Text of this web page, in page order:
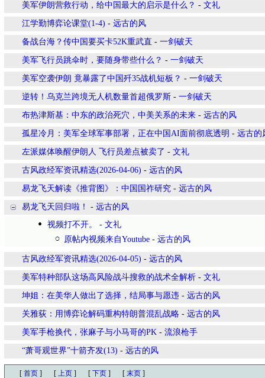
美军伊朗营救行动，给中国最大的启示是什么？ - 文礼
江学勤博弈论课堂(1-4) - 远古的风
备战台海？传中国要买卡52K重武直 - 一剑破天
美军飞行员跳伞时，要随身带些什么？ - 一剑破天
美军空袭伊朗 竟暴露了中国歼35战机短板？ - 一剑破天
逆转！乌克兰跨境无人机数量首超俄罗斯 - 一剑破天
布热津斯基：中东的政治死穴，中美关系的未来 - 远古的风
孤星冷月：美军全球军事部署，正在中国AI面前彻底透明 - 远古的
左派媒体唤醒伊朗人 飞行员差点被卖了 - 文礼
古风政经军资讯精选(2026-04-06) - 远古的风
易龙飞天解读《推背图》：中国国祚研究 - 远古的风
易龙飞天回归啦！ - 远古的风
视频打不开。
- 文礼
原帖内视频来自Youtube - 远古的风
古风政经军资讯精选(2026-04-05) - 远古的风
美军特种部队这场高风险战斗搜救的战术全解析 - 文礼
坤姐：在美华人做出了选择，结局事与愿违 - 远古的风
关雅荻：用博弈论解码重构特朗普混乱战略 - 远古的风
美军手枪换代，张麻子与小马哥的PK - 流浪枪手
“萧哥观世界”十箭齐发(13) - 远古的风
[ 首页 ] [ 上页 ] [ 下页 ] [ 末页 ]